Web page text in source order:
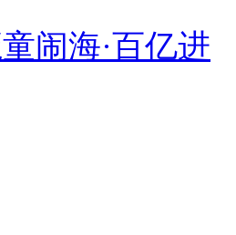
闹海·百亿进